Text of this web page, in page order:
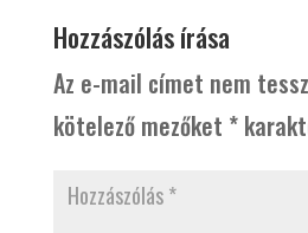
Hozzászólás írása
Az e-mail címet nem
kötelező mezőket *